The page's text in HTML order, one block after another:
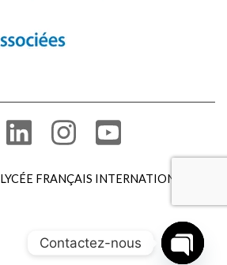
LYCÉE FRANÇAIS INTERNATIONAL
Contactez-nous